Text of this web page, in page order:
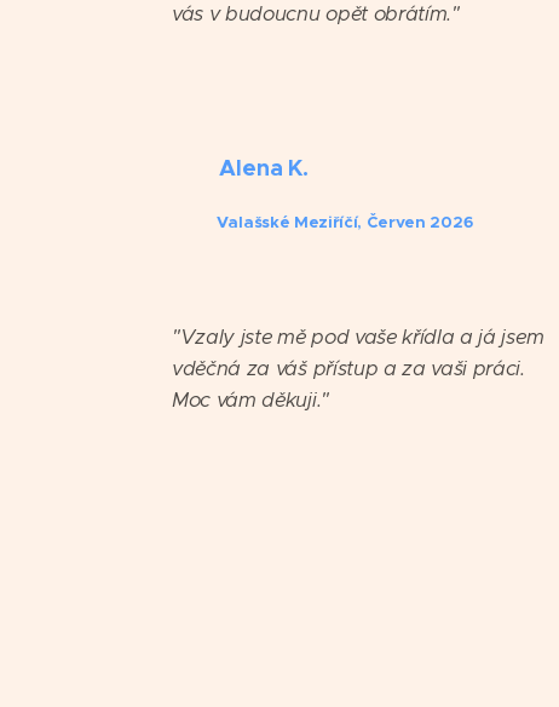
vás v budoucnu opět obrátím."
🍀Alena K.
Valašské Meziříčí, Červen 2026
"Vzaly jste mě pod vaše křídla a já jsem
vděčná za váš přístup a za vaši práci.
Moc vám děkuji."